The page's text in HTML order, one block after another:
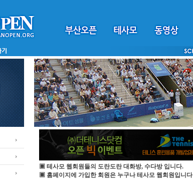
▣ 테사모 웹회원들의 도란도란 대화방, 수다방 입니다.
▣ 홈페이지에 가입한 회원은 누구나 테사모 웹회원입니다